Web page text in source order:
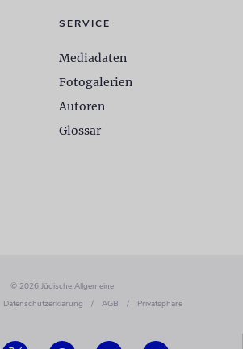
SERVICE
Mediadaten
Fotogalerien
Autoren
Glossar
© 2026 Jüdische Allgemeine
Datenschutzerklärung / AGB / Privatsphäre